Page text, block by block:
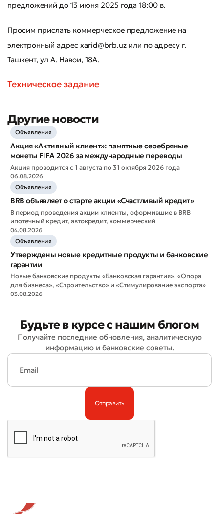
Оцените качество обслуживания
Плохо Отлично
Оставить обращение
предложений до 13 июня 2025 года 18:00 в.
Просим прислать коммерческое предложение на
электронный адрес xarid@brb.uz или по адресу г.
Ташкент, ул А. Навои, 18А.
Texническое задание
Другие новости
Объявления
Акция «Активный клиент»: памятные серебряные
монеты FIFA 2026 за международные переводы
Акция проводится с 1 августа по 31 октября 2026 года
06.08.2026
Объявления
BRB объявляет о старте акции «Счастливый кредит»
В период проведения акции клиенты, оформившие в BRB
ипотечный кредит, автокредит, коммерческий
04.08.2026
Объявления
Утверждены новые кредитные продукты и банковские
гарантии
Новые банковские продукты «Банковская гарантия», «Опора
для бизнеса», «Строительство» и «Стимулирование экспорта»
03.08.2026
Будьте в курсе с нашим блогом
Получайте последние обновления, аналитическую
информацию и банковские советы.